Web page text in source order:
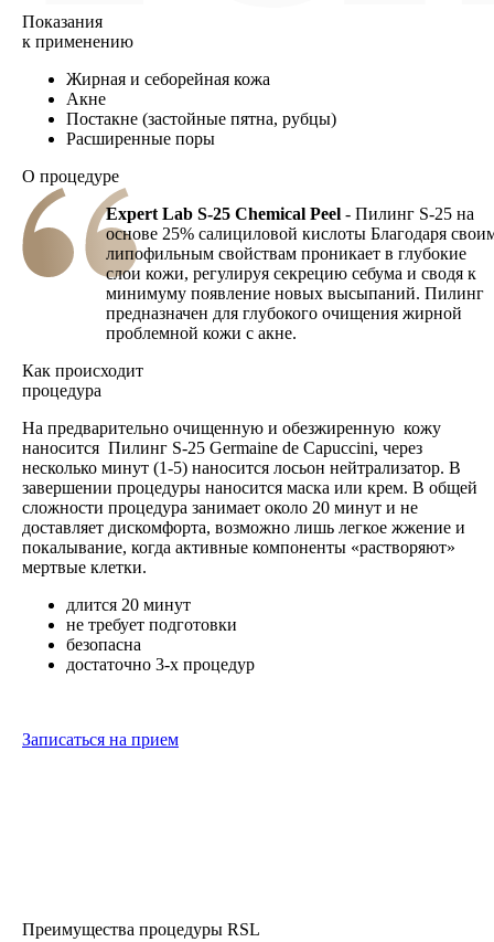
Показания
к применению
Жирная и себорейная кожа
Акне
Постакне (застойные пятна, рубцы)
Расширенные поры
О процедуре
Expert Lab S-25 Chemical Peel- Пилинг S-25 на
основе 25% салициловой кислоты Благодаря
липофильным свойствам проникает в глубокие
слои кожи, регулируя секрецию себума и сводя к
минимуму появление новых высыпаний. Пилинг
предназначен для глубокого очищения жирной
проблемной кожи с акне.
Как происходит
процедура
На предварительно очищенную и обезжиренную кожу
наносится Пилинг S-25 Germaine de Capuccini, через
несколько минут (1-5) наносится лосьон нейтрализатор. В
завершении процедуры наносится маска или крем. В общей
сложности процедура занимает около 20 минут и не
доставляет дискомфорта, возможно лишь легкое жжение и
покалывание, когда активные компоненты «растворяют»
мертвые клетки.
длится 20 минут
не требует подготовки
безопасна
достаточно 3-х процедур
Записаться на прием
Преимущества процедуры RSL